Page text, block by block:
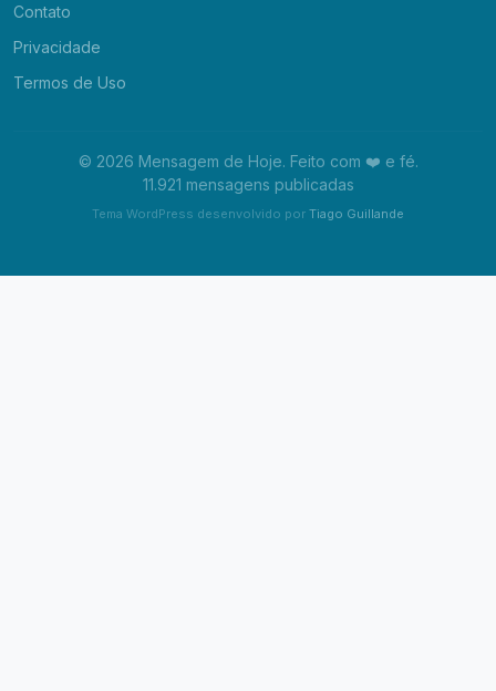
Contato
Privacidade
Termos de Uso
© 2026 Mensagem de Hoje. Feito com ❤️ e fé.
11.921 mensagens publicadas
Tema WordPress desenvolvido por Tiago Guillande